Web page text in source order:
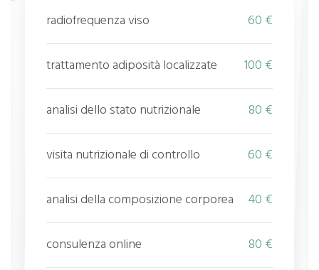
radiofrequenza viso 60 €
trattamento adiposità localizzate 100 €
analisi dello stato nutrizionale 80 €
visita nutrizionale di controllo 60 €
analisi della composizione corporea 40 €
consulenza online 80 €